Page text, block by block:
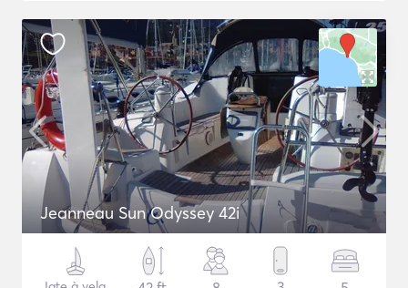
Jeanneau Sun Odyssey 42i